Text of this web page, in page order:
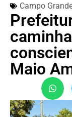
Campo
Maio